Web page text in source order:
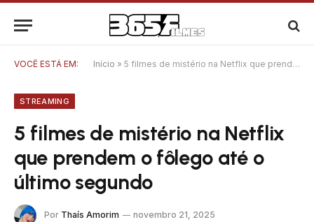
VOCÊ ESTÁ EM: Início » 5 filmes de mistério na Netflix que prendem o fôlego até o último segundo
STREAMING
5 filmes de mistério na Netflix
que prendem o fôlego até o
último segundo
Por Thaís Amorim
novembro 21, 2025